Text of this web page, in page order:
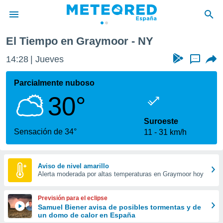
de
por
se
calidad.
a este
las
y
forma
digital
basada
El Tiempo en Graymoor - NY
14:28 Jueves ...
Parcialmente nuboso
30°
Sensación de 34°
Suroeste
11
31 km/h
Aviso de nivel amarillo
Alerta moderada por altas temperaturas en Graymoor hoy
Previsión para el eclipse
Samuel Biener avisa de posibles tormentas y de
un domo de calor en España